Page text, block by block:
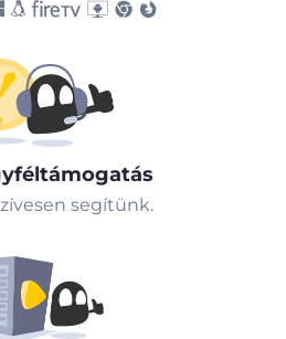
segítünk.